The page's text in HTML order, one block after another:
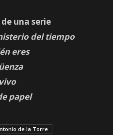
una serie
del tiempo
eres
papel
de la Torre